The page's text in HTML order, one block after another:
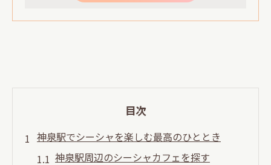
目次
神泉駅でシーシャを楽しむ最高のひととき
神泉駅周辺のシーシャカフェを探す